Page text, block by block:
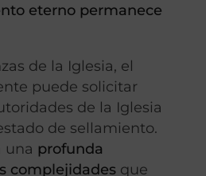
eterno permanece
de la Iglesia, el
puede solicitar
de la Iglesia
de sellamiento.
una profunda
complejidades que